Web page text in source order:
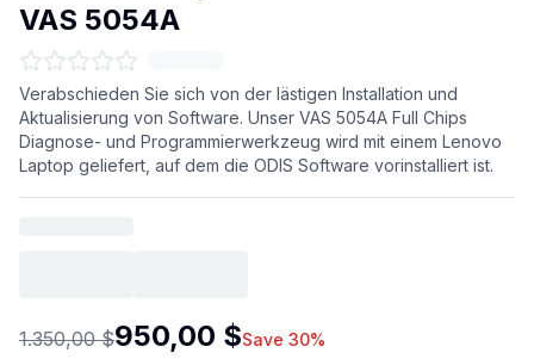
VAS 5054A
Verabschieden Sie sich von der lästigen Installation und
Aktualisierung von Software. Unser VAS 5054A Full Chips
Diagnose- und Programmierwerkzeug wird mit einem Lenovo
Laptop geliefert, auf dem die ODIS Software vorinstalliert ist.
1.350,00 $950,00 $Save 30%